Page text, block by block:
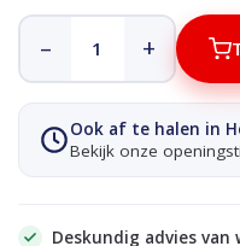
– +
Ook af te halen in
Bekijk onze
Deskundig advies